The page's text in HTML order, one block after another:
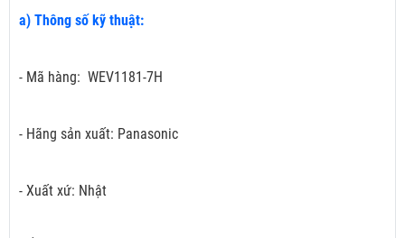
a) Thông số kỹ thuật:
- Mã hàng: WEV1181-7H
- Hãng sản xuất: Panasonic
- Xuất xứ: Nhật